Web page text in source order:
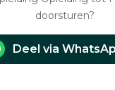
doorsturen?
Deel via